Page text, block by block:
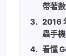
帶著
2016
蟲手
看懂